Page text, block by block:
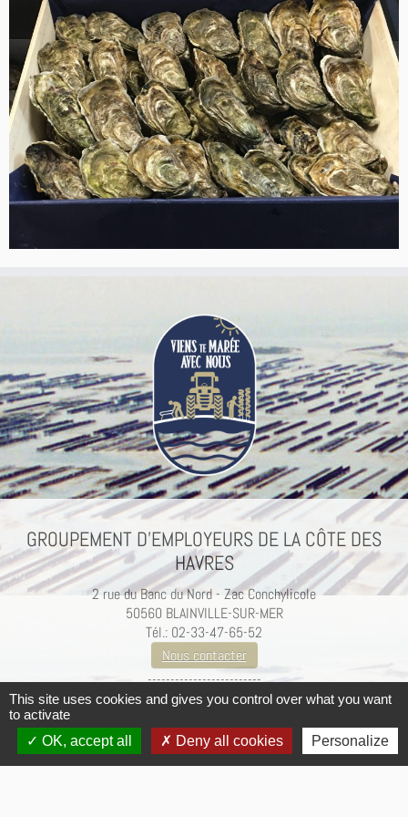
GROUPEMENT D’EMPLOYEURS DE LA CÔTE DES
HAVRES
2 rue du Banc du Nord - Zac Conchylicole
50560 BLAINVILLE-SUR-MER
Tél.: 02-33-47-65-52
Nous contacter
-------------------------
Mentions légales / Crédits
This site uses cookies and gives you control over what you want
to activate
OK, accept all
Deny all cookies Personalize